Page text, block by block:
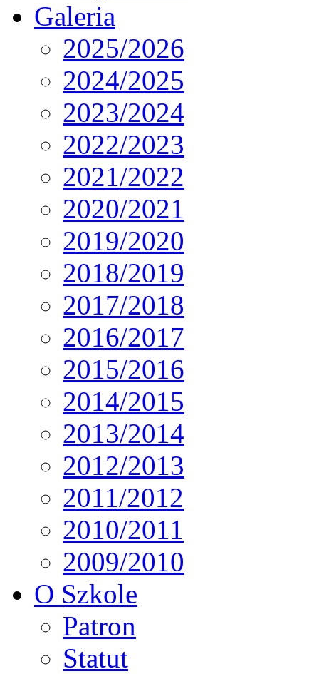
Galeria
2025/2026
2024/2025
2023/2024
2022/2023
2021/2022
2020/2021
2019/2020
2018/2019
2017/2018
2016/2017
2015/2016
2014/2015
2013/2014
2012/2013
2011/2012
2010/2011
2009/2010
O Szkole
Patron
Statut